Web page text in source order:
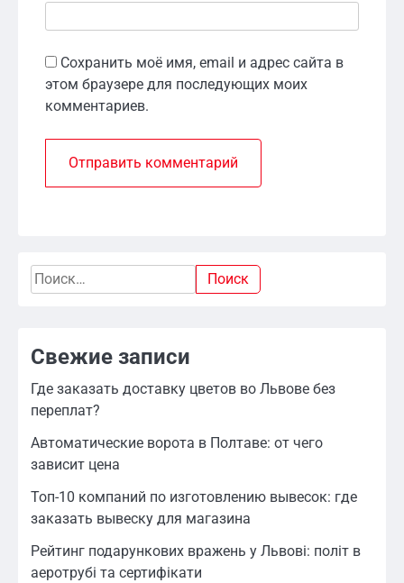
Сохранить моё имя, email и адрес сайта в
этом браузере для последующих моих
комментариев.
Найти:
Свежие записи
Где заказать доставку цветов во Львове без
переплат?
Автоматические ворота в Полтаве: от чего
зависит цена
Топ-10 компаний по изготовлению вывесок: где
заказать вывеску для магазина
Рейтинг подарункових вражень у Львові: політ в
аеротрубі та сертифікати